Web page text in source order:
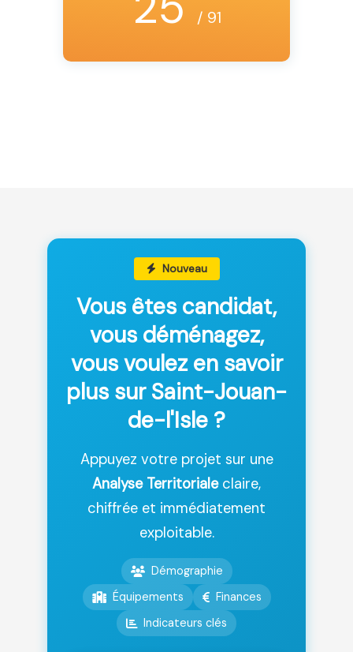
/ 91
Nouveau
Vous êtes candidat,
vous déménagez,
vous voulez en savoir
plus sur Saint-Jouan-
de-l'Isle ?
Appuyez votre projet sur une
Analyse Territorialeclaire,
chiffrée et immédiatement
exploitable.
Démographie
Équipements
Finances
Indicateurs clés